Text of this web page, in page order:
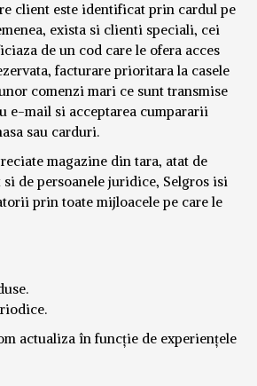
client este identificat prin cardul pe
exista si clienti speciali, cei
de un cod care le ofera acces
facturare prioritara la casele
comenzi mari ce sunt transmise
e-mail si acceptarea cumpararii
sau carduri.
magazine din tara, atat de
de persoanele juridice, Selgros isi
prin toate mijloacele pe care le
actualiza în funcție de experiențele